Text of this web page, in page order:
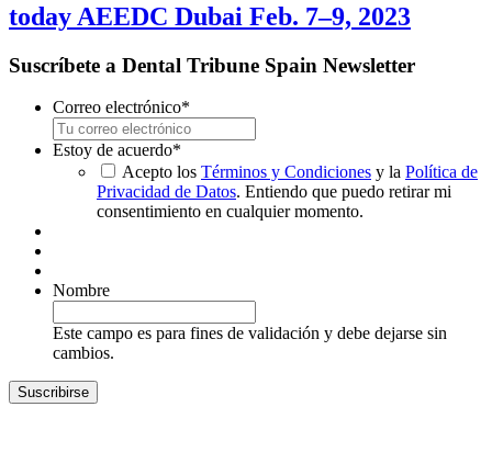
today AEEDC Dubai Feb. 7–9, 2023
Suscríbete a Dental Tribune Spain Newsletter
Correo electrónico*
Estoy de acuerdo*
Acepto los Términos y Condiciones y la Política de
Privacidad de Datos. Entiendo que puedo retirar mi
consentimiento en cualquier momento.
Nombre
Este campo es para fines de validación y debe dejarse sin
cambios.